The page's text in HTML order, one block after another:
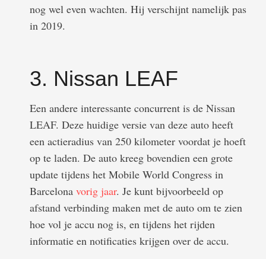
nog wel even wachten. Hij verschijnt namelijk pas
in 2019.
3. Nissan LEAF
Een andere interessante concurrent is de Nissan
LEAF. Deze huidige versie van deze auto heeft
een actieradius van 250 kilometer voordat je hoeft
op te laden. De auto kreeg bovendien een grote
update tijdens het Mobile World Congress in
Barcelona vorig jaar. Je kunt bijvoorbeeld op
afstand verbinding maken met de auto om te zien
hoe vol je accu nog is, en tijdens het rijden
informatie en notificaties krijgen over de accu.